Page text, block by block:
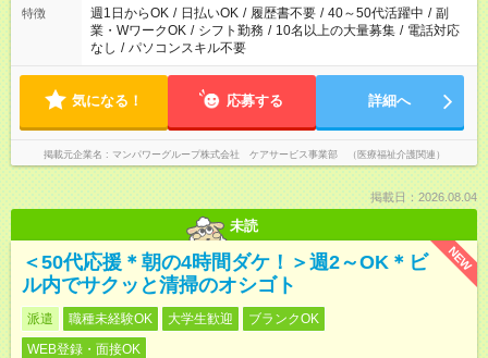
業はご案内が難しい場合があります
特徴 週1日からOK / 日払いOK / 履歴書不要 / 40～50代活躍中 / 副
業・WワークOK / シフト勤務 / 10名以上の大量募集 / 電話対応
なし / パソコンスキル不要
気になる！ 応募する 詳細へ
掲載元企業名 マンパワーグループ株式会社 ケアサービス事業部 （医療福祉介護関連）
掲載日：2026.08.04
未読
NEW
＜50代応援＊朝の4時間ダケ！＞週2～OK＊ビ
ル内でサクッと清掃のオシゴト
派遣 職種未経験OK 大学生歓迎
ブランクOK
WEB登録・面接OK